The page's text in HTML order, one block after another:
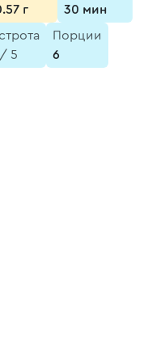
г
30 мин
/ 5
Порции
6